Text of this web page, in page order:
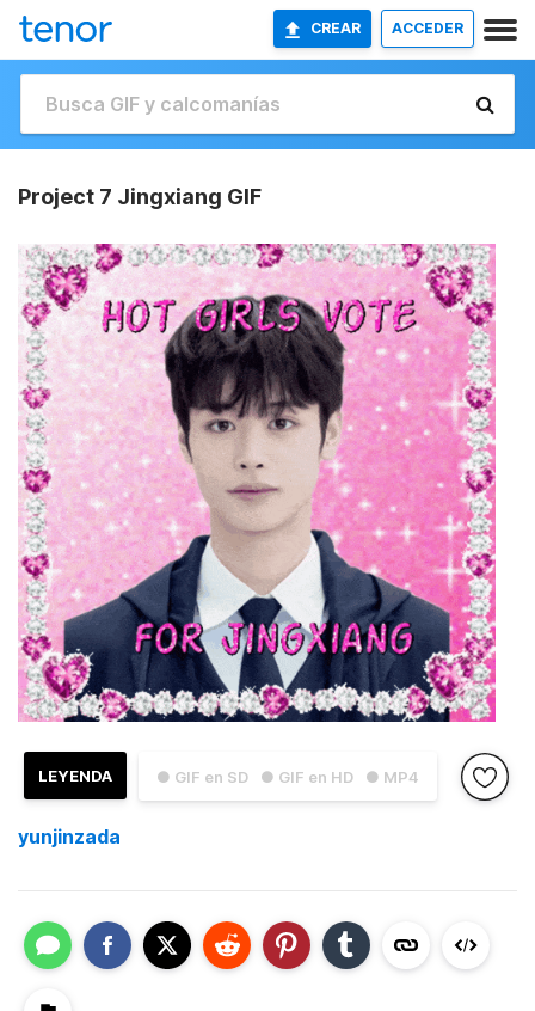
CREAR ACCEDER
Project 7 Jingxiang GIF
● GIF en SD ● GIF en HD ● MP4
LEYENDA
yunjinzada